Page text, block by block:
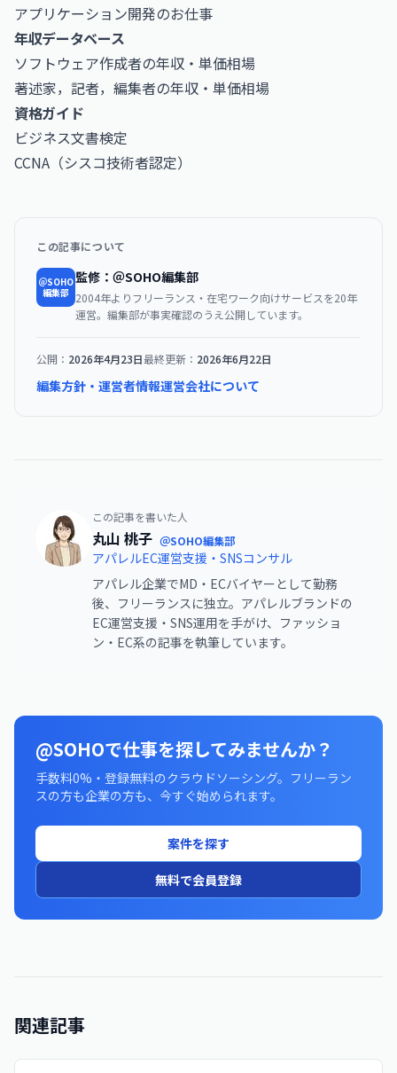
アプリケーション開発のお仕事
年収データベース
ソフトウェア作成者の年収・単価相場
著述家，記者，編集者の年収・単価相場
資格ガイド
ビジネス文書検定
CCNA（シスコ技術者認定）
この記事について
＠SOHO
編集部
監修：＠SOHO編集部
2004年よりフリーランス・在宅ワーク向けサービスを20年
運営。編集部が事実確認のうえ公開しています。
公開： 2026年4月23日最終更新： 2026年6月22日
編集方針・運営者情報運営会社について
この記事を書いた人
丸山 桃子 ＠SOHO編集部
アパレルEC運営支援・SNSコンサル
アパレル企業でMD・ECバイヤーとして勤務
後、フリーランスに独立。アパレルブランドの
EC運営支援・SNS運用を手がけ、ファッショ
ン・EC系の記事を執筆しています。
@SOHOで仕事を探してみませんか？
手数料0%・登録無料のクラウドソーシング。フリーラン
スの方も企業の方も、今すぐ始められます。
案件を探す
無料で会員登録
関連記事